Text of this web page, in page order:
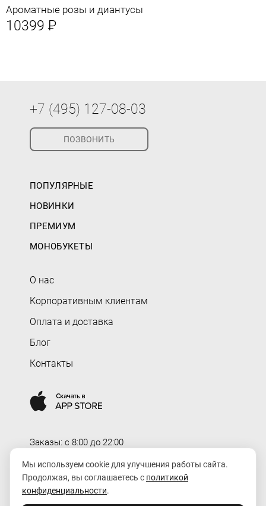
Ароматные розы и диантусы
10399 Р
+7 (495) 127-08-03
ПОЗВОНИТЬ
ПОПУЛЯРНЫЕ
НОВИНКИ
ПРЕМИУМ
МОНОБУКЕТЫ
О нас
Корпоративным клиентам
Оплата и доставка
Блог
Контакты
Заказы: c 8:00 до 22:00
Доставка: c 8:00 до 00:00
order@rozaexpress.ru
Мы используем cookie для улучшения работы сайта.
Продолжая, вы соглашаетесь с политикой
конфиденциальности.